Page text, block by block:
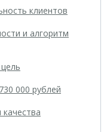
клиентов
и алгоритм
000 рублей